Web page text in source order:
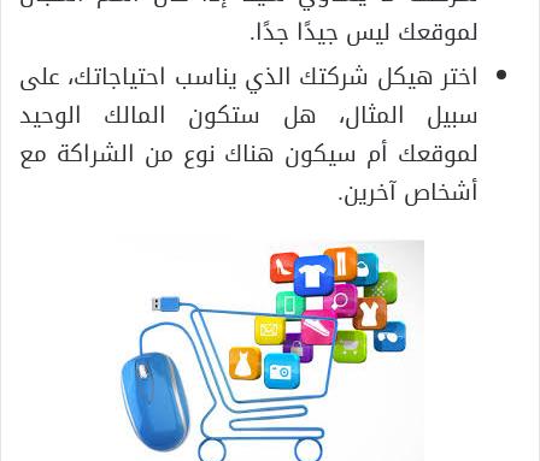
لموقعك ليس جيدًا جدًا.
اختر هيكل شركتك الذي يناسب احتياجاتك، على
سبيل المثال، هل ستكون المالك الوحيد
لموقعك أم سيكون هناك نوع من الشراكة مع
أشخاص آخرين.